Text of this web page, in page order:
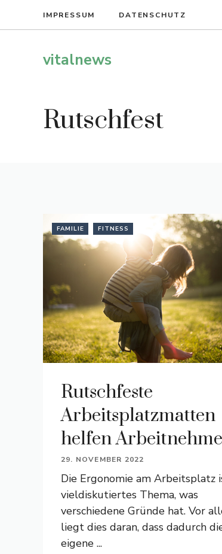
IMPRESSUM DATENSCHUTZ
vitalnews
Rutschfest
FAMILIE FITNESS
Rutschfeste
Arbeitsplatzmatten
helfen
29. NOVEMBER 2022
Die Ergonomie am Arbeitsplatz
vieldiskutiertes Thema, was
verschiedene Gründe hat. Vor
liegt dies daran, dass dadurch
eigene ...